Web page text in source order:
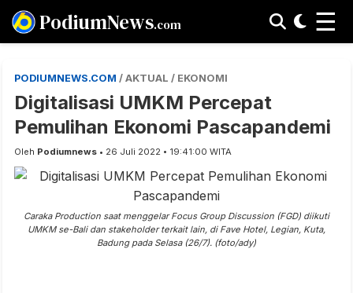
PodiumNews.com ☰
PODIUMNEWS.COM / AKTUAL / EKONOMI
Digitalisasi UMKM Percepat
Pemulihan Ekonomi Pascapandemi
Oleh Podiumnews • 26 Juli 2022 • 19:41:00 WITA
Caraka Production saat menggelar Focus Group Discussion (FGD) diikuti
UMKM se-Bali dan stakeholder terkait lain, di Fave Hotel, Legian, Kuta,
Badung pada Selasa (26/7). (foto/ady)